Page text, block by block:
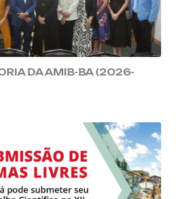
DA AMIB-BA (2026-